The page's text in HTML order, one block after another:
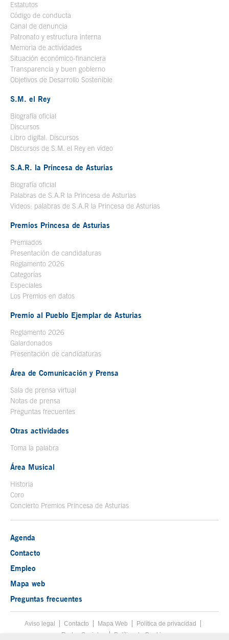
Estatutos
Código de conducta
Canal de denuncia
Patronato y estructura interna
Memoria de actividades
Situación económico-financiera
Transparencia y buen gobierno
Objetivos de Desarrollo Sostenible
S.M. el Rey
Biografía oficial
Discursos
Libro digital. Discursos
Discursos de S.M. el Rey en vídeo
S.A.R. la Princesa de Asturias
Biografía oficial
Palabras de S.A.R la Princesa de Asturias
Videos: palabras de S.A.R la Princesa de Asturias
Premios Princesa de Asturias
Premiados
Presentación de candidaturas
Reglamento 2026
Categorías
Especiales
Los Premios en datos
Premio al Pueblo Ejemplar de Asturias
Reglamento 2026
Galardonados
Presentación de candidaturas
Área de Comunicación y Prensa
Sala de prensa virtual
Notas de prensa
Preguntas frecuentes
Otras actividades
Toma la palabra
Área Musical
Historia
Coro
Concierto Premios Princesa de Asturias
Agenda
Contacto
Empleo
Mapa web
Preguntas frecuentes
Menú pie
Aviso legal Tecla de acceso 8
Contacto Mapa Web
Política de privacidad
Redes Sociales
Política de Cookies